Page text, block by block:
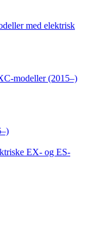
med elektrisk
modeller (2015–)
EX- og ES-